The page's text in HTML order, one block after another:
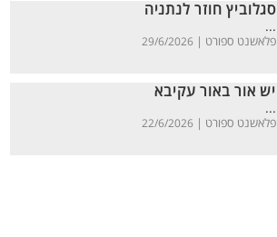
סגלוביץ חוזר לנתניה
...
פלאשנט ספורט | 29/6/2026
יש אור באור עקיבא
...
פלאשנט ספורט | 22/6/2026